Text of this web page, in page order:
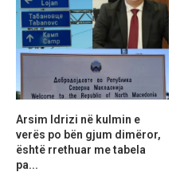
Arsim Idrizi në kulmin e
verës po bën gjum dimëror,
është rrethuar me tabela
pa...